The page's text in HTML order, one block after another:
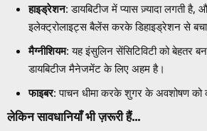
हाइड्रेशन: डायबिटीज में प्यास ज़्यादा लगती है,
इलेक्ट्रोलाइट्स बैलेंस करके डिहाइड्रेशन से
मैग्नीशियम: यह इंसुलिन सेंसिटिविटी को बेहतर
डायबिटीज मैनेजमेंट के लिए अहम है।
फाइबर: पाचन धीमा करके शुगर के अवशोषण को
लेकिन सावधानियाँ भी ज़रूरी हैं…